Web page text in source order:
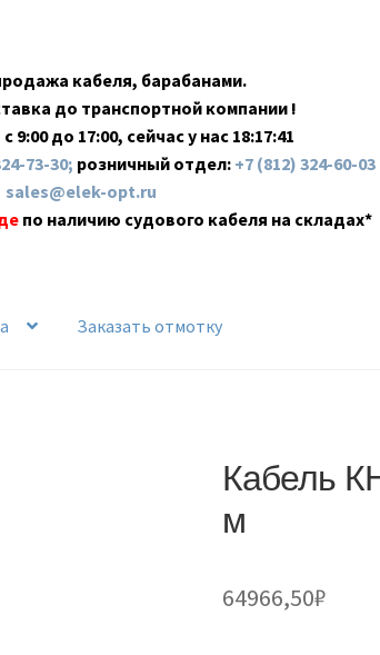
кабеля, барабанами.
до транспортной компании !
9:00 до 17:00, сейчас у нас18:17:42
73-30; розничный отдел: +7 (812) 324-60-03
sales@elek-opt.ru
по наличию судового кабеля на складах*
Заказать отмотку
Кабель
м
64966,50₽